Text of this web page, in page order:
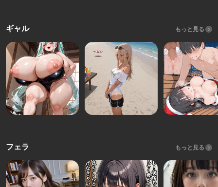
ギャル もっと見る
フェラ もっと見る